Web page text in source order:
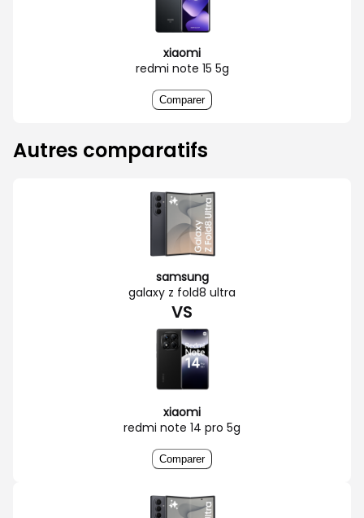
xiaomi
redmi note 15 5g
Comparer
Autres comparatifs
samsung
galaxy z fold8 ultra
VS
xiaomi
redmi note 14 pro 5g
Comparer